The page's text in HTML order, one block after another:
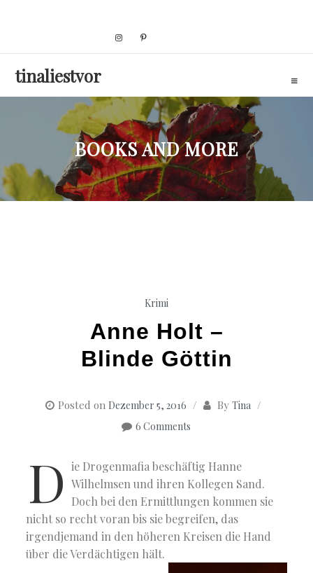
tinaliestvor
BOOKS AND MORE
Krimi
Anne Holt –
Blinde Göttin
Posted on Dezember 5, 2016 By Tina
6 Comments
D ie Drogenmafia beschäftig Hanne
Wilhelmsen und ihren Kollegen Sand.
Doch bei den Ermittlungen kommen sie
nicht so recht voran bis sie begreifen, das
irgendjemand in den höheren Kreisen die Hand
über die Verdächtigen hält.